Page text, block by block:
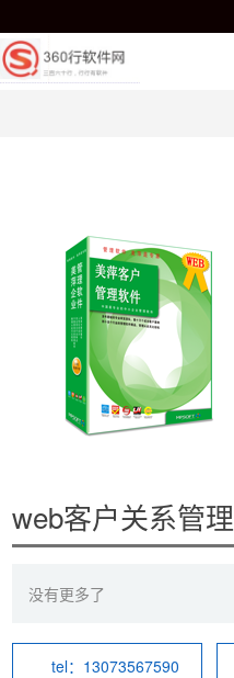
web客户关系管理
没有更多了
tel：13073567590